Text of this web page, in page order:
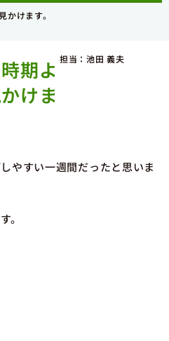
かけます。
期よ
けま
担当：池田 義夫
やすい一週間だったと思いま
。